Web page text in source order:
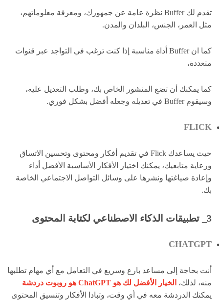
تقدم لك Buffer نظرة عامة عن جمهورك، ومعرفة معلوماتهم،
مثل العمر، الجنس، البلدان والمدن.
كما ان Buffer أداة مناسبة إذا كنت ترغب في التواجد عبر قنوات
متعددة،
كما يمكنك أن تضع المنشور الخاص بك، وطلب التعديل عليه،
وسيقوم Buffer في تعديله وجعله أفضل بشكل فوري.
FLICK
حيث يساعدك Flick في تقديم أفكار ومحتوى وتحسين الاتساق
ورعاية متابعيك، يمكنك اختيار الأفكار الأساسية الأفضل أداء
وإعادة صياغتها ونشرها على وسائل التواصل الاجتماعي الخاصة
بك.
3_ تطبيقات الذكاء الاصطناعي لكتابة المحتوى
CHATGPT
أنت بحاجة إلى مساعد بارع وسريع في التعامل مع أي مهام تطلبها
منه، لذلك، الخيار الأفضل لك هو ChatGPT هو روبوت دردشة
يمكنك الدردشة معه في أي وقت، وتبادا الأفكار وتنسيق المحتوى